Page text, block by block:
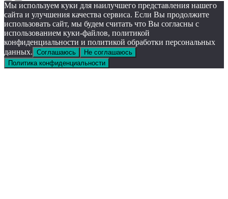
Мы используем куки для наилучшего представления нашего
сайта и улучшения качества сервиса. Если Вы продолжите
использовать сайт, мы будем считать что Вы согласны с
использованием куки-файлов, политикой
конфиденциальности и политикой обработки персональных
данных. Соглашаюсь
Не соглашаюсь
Политика конфиденциальности